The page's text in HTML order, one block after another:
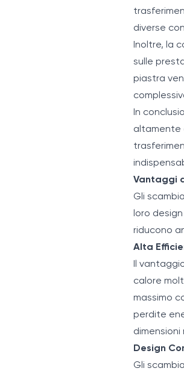
diverse
Inoltre, la
sulle
piastra
In
altamente
Vantaggi
Gli
loro
riducono
Alta
Il
calore
massimo
perdite
Design
Gli